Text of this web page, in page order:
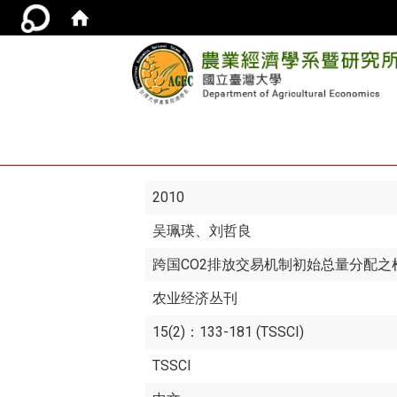
2010
吴珮瑛、刘哲良
跨国CO2排放交易机制初始总量分配
农业经济丛刊
15(2)：133-181 (TSSCI)
TSSCI